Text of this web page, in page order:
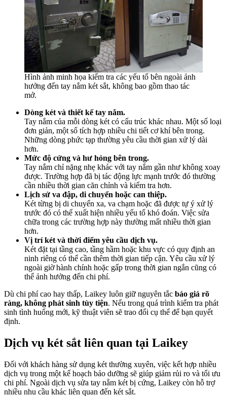
Hình ảnh minh họa kiểm tra các yếu tố bên ngoài ảnh
hưởng đến tay nắm két sắt, không bao gồm thao tác
mở.
Dòng két và thiết kế tay nắm.
Tay nắm của mỗi dòng két có cấu trúc khác nhau. Một số loại
đơn giản, một số tích hợp nhiều chi tiết cơ khí bên trong.
Những dòng phức tạp thường yêu cầu thời gian xử lý dài
hơn.
Mức độ cứng và hư hỏng bên trong.
Tay nắm chỉ nặng nhẹ khác với tay nắm gần như không xoay
được. Trường hợp đã bị tác động lực mạnh trước đó thường
cần nhiều thời gian căn chỉnh và kiểm tra hơn.
Lịch sử va đập, di chuyển hoặc can thiệp.
Két từng bị di chuyển xa, va chạm hoặc đã được tự ý xử lý
trước đó có thể xuất hiện nhiều yếu tố khó đoán. Việc sửa
chữa trong các trường hợp này thường mất nhiều thời gian
hơn.
Vị trí két và thời điểm yêu cầu dịch vụ.
Két đặt tại tầng cao, tầng hầm hoặc khu vực có quy định an
ninh riêng có thể cần thêm thời gian tiếp cận. Yêu cầu xử lý
ngoài giờ hành chính hoặc gấp trong thời gian ngắn cũng có
thể ảnh hưởng đến chi phí.
Dù chi phí cao hay thấp, Laikey luôn giữ nguyên tắc báo giá rõ
ràng, không phát sinh tùy tiện. Nếu trong quá trình kiểm tra phát
sinh tình huống mới, kỹ thuật viên sẽ trao đổi cụ thể để bạn quyết
định.
Dịch vụ két sắt liên quan tại Laikey
Đối với khách hàng sử dụng két thường xuyên, việc kết hợp nhiều
dịch vụ trong một kế hoạch bảo dưỡng sẽ giúp giảm rủi ro và tối ưu
chi phí. Ngoài dịch vụ sửa tay nắm két bị cứng, Laikey còn hỗ trợ
nhiều nhu cầu khác liên quan đến két sắt.